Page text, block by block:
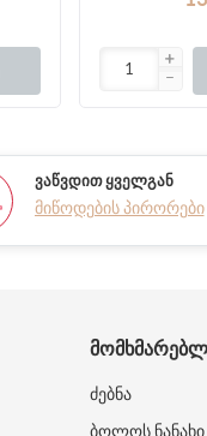
ᲕᲐᲬᲕᲓᲘᲗ ᲧᲕᲔᲚᲒᲐᲜ
მიწოდების პირორები
ძებნა
ბოლოს